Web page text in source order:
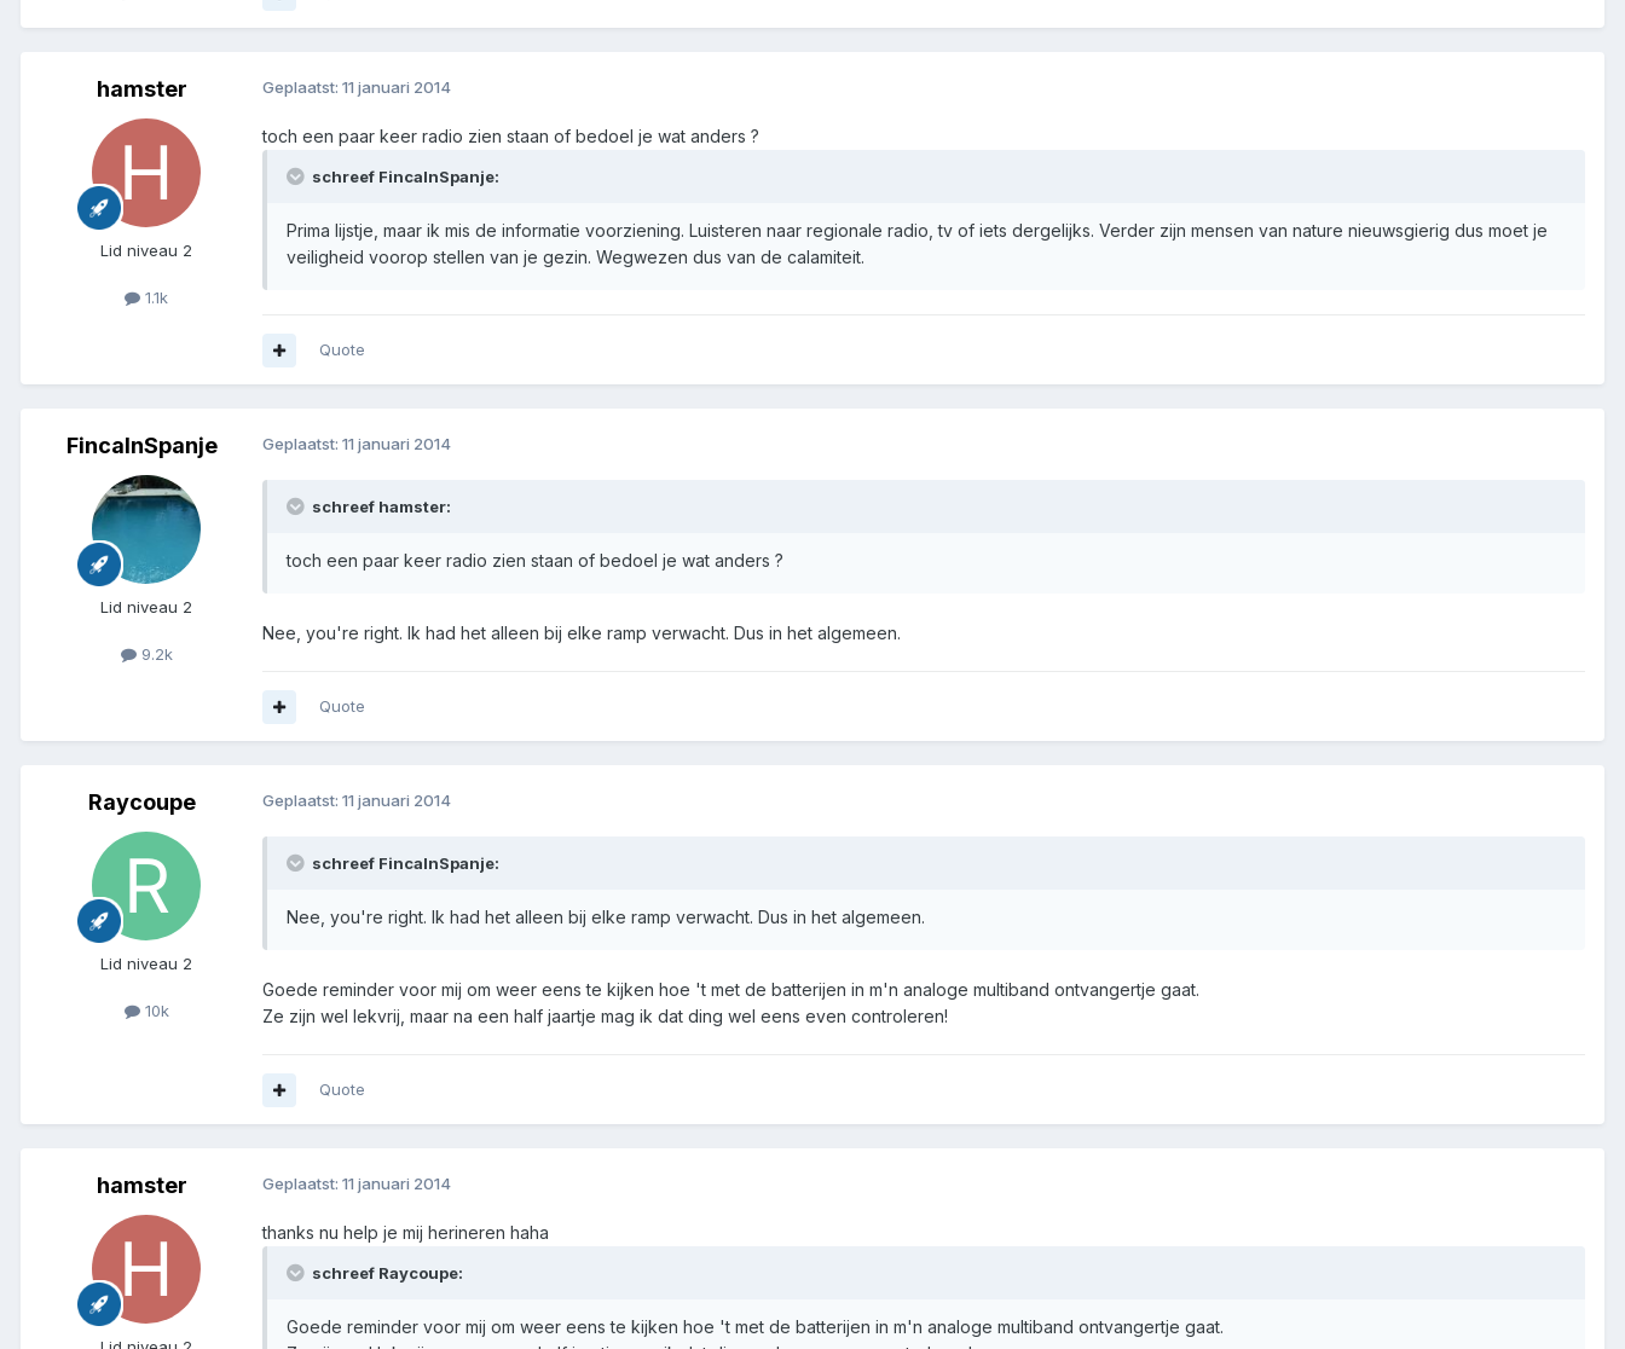
hamster
Lid niveau 2
1.1k
Geplaatst: 11 januari 2014
toch een paar keer radio zien staan of bedoel je wat anders ?
schreef FincaInSpanje:
Prima lijstje, maar ik mis de informatie voorziening. Luisteren naar regionale radio, tv of iets dergelijks. Verder zijn mensen van nature nieuwsgierig dus moet je
veiligheid voorop stellen van je gezin. Wegwezen dus van de calamiteit.
Quote
FincaInSpanje
Lid niveau 2
9.2k
Geplaatst: 11 januari 2014
schreef hamster:
toch een paar keer radio zien staan of bedoel je wat anders ?
Nee, you're right. Ik had het alleen bij elke ramp verwacht. Dus in het algemeen.
Quote
Raycoupe
Lid niveau 2
10k
Geplaatst: 11 januari 2014
schreef FincaInSpanje:
Nee, you're right. Ik had het alleen bij elke ramp verwacht. Dus in het algemeen.
Goede reminder voor mij om weer eens te kijken hoe 't met de batterijen in m'n analoge multiband ontvangertje gaat.
Ze zijn wel lekvrij, maar na een half jaartje mag ik dat ding wel eens even controleren!
Quote
hamster Geplaatst: 11 januari 2014
thanks nu help je mij herineren haha
schreef Raycoupe:
Goede reminder voor mij om weer eens te kijken hoe 't met de batterijen in m'n analoge multiband ontvangertje gaat.